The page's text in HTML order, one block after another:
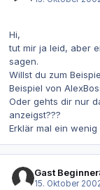
Hi,
tut mir ja leid, aber
sagen.
Willst du zum
Beispiel von
Oder gehts dir nur
anzeigst???
Erklär mal ein wenig
Gast
15. Oktober